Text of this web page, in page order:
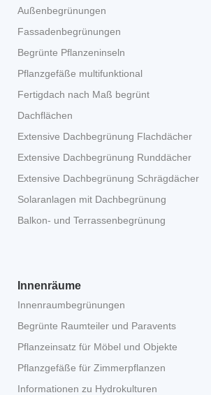
Außenbegrünungen
Fassadenbegrünungen
Begrünte Pflanzeninseln
Pflanzgefäße multifunktional
Fertigdach nach Maß begrünt
Dachflächen
Extensive Dachbegrünung Flachdächer
Extensive Dachbegrünung Runddächer
Extensive Dachbegrünung Schrägdächer
Solaranlagen mit Dachbegrünung
Balkon- und Terrassenbegrünung
Innenräume
Innenraumbegrünungen
Begrünte Raumteiler und Paravents
Pflanzeinsatz für Möbel und Objekte
Pflanzgefäße für Zimmerpflanzen
Informationen zu Hydrokulturen